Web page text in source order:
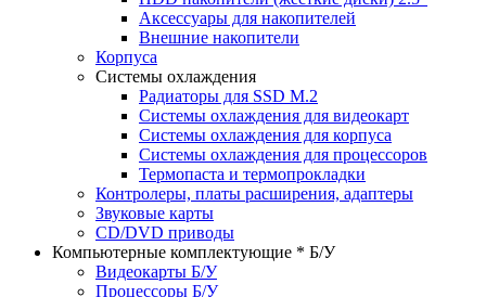
Аксессуары для накопителей
Внешние накопители
Корпуса
Системы охлаждения
Радиаторы для SSD M.2
Системы охлаждения для видеокарт
Системы охлаждения для корпуса
Системы охлаждения для процессоров
Термопаста и термопрокладки
Контролеры, платы расширения, адаптеры
Звуковые карты
CD/DVD приводы
Компьютерные комплектующие * Б/У
Видеокарты Б/У
Процессоры Б/У